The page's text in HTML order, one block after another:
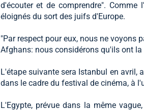
d'écouter et de comprendre".
éloignés du sort des juifs d'Europe.
"Par respect pour eux, nous ne voyons
Afghans: nous considérons qu'ils ont
L'étape suivante sera Istanbul en avril,
dans le cadre du festival de cinéma, à
L'Egypte, prévue dans la même